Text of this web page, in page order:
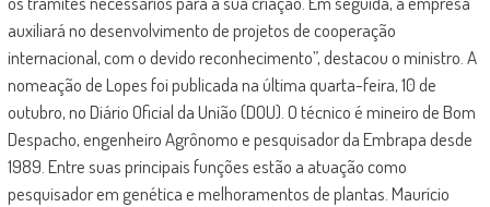
auxiliará no desenvolvimento de projetos de cooperação
internacional, com o devido reconhecimento”, destacou o ministro. A
nomeação de Lopes foi publicada na última quarta-feira, 10 de
outubro, no Diário Oficial da União (DOU). O técnico é mineiro de Bom
Despacho, engenheiro Agrônomo e pesquisador da Embrapa desde
1989. Entre suas principais funções estão a atuação como
pesquisador em genética e melhoramentos de plantas. Maurício